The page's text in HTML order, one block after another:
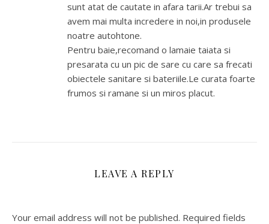
sunt atat de cautate in afara tarii.Ar trebui sa
avem mai multa incredere in noi,in produsele
noatre autohtone.
Pentru baie,recomand o lamaie taiata si
presarata cu un pic de sare cu care sa frecati
obiectele sanitare si bateriile.Le curata foarte
frumos si ramane si un miros placut.
LEAVE A REPLY
Your email address will not be published. Required fields